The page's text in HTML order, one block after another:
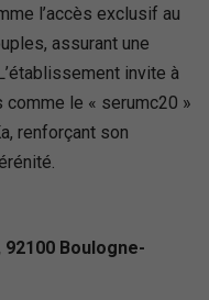
l’accès exclusif au
assurant une
invite à
le « serumc20 »
renforçant son
Boulogne-